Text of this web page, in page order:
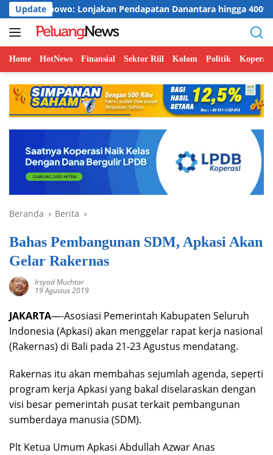
Langsung
ke
konten
Update
Lonjakan Pendapatan Danantara hingga 400% Perlu
Home HotNews Finansial Sektor Riil Kolom Politik Koperasi
Beranda Berita
Bahas Pembangunan SDM, Apkasi Akan
Gelar Rakernas
Irsyad Muchtar
19 Agustus 2019
JAKARTA—-Asosiasi Pemerintah Kabupaten Seluruh
Indonesia (Apkasi) akan menggelar rapat kerja nasional
(Rakernas) di Bali pada 21-23 Agustus mendatang.
Rakernas itu akan membahas sejumlah agenda, seperti
program kerja Apkasi yang bakal diselaraskan dengan
visi besar pemerintah pusat terkait pembangunan
sumberdaya manusia (SDM).
Plt Ketua Umum Apkasi Abdullah Azwar Anas